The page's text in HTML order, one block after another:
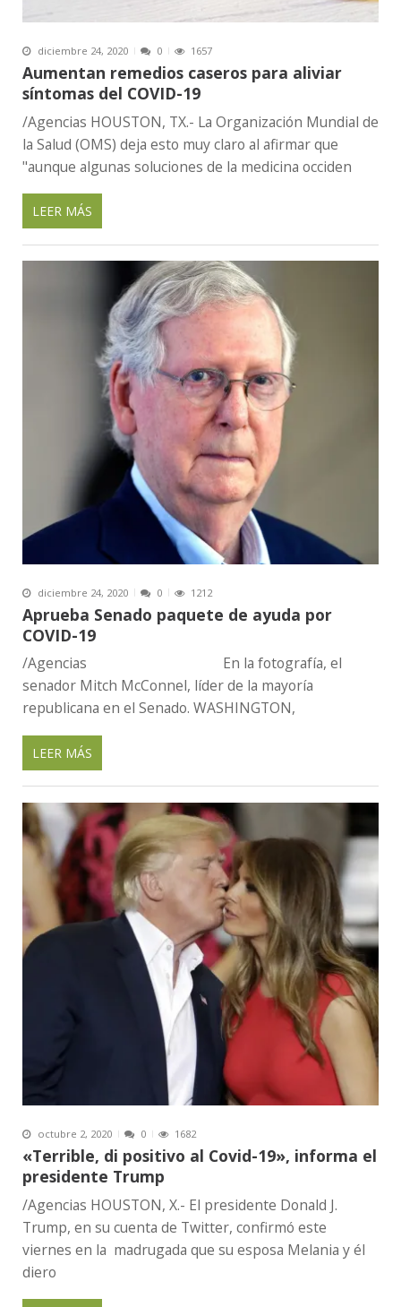
diciembre 24, 2020 0 1657
Aumentan remedios caseros para aliviar
síntomas del COVID-19
/Agencias HOUSTON, TX.- La Organización Mundial de
la Salud (OMS) deja esto muy claro al afirmar que
"aunque algunas soluciones de la medicina occiden
LEER MÁS
diciembre 24, 2020 0 1212
Aprueba Senado paquete de ayuda por
COVID-19
/Agencias En la fotografía, el
senador Mitch McConnel, líder de la mayoría
republicana en el Senado. WASHINGTON,
LEER MÁS
octubre 2, 2020 0 1682
«Terrible, di positivo al Covid-19», informa el
presidente Trump
/Agencias HOUSTON, X.- El presidente Donald J.
Trump, en su cuenta de Twitter, confirmó este
viernes en la madrugada que su esposa Melania y él
diero